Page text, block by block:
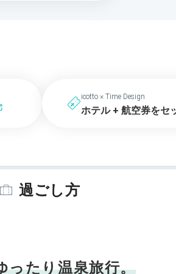
icotto × Time Design
ホテル + 航空券をセ
過ごし方
ったり温泉旅行。